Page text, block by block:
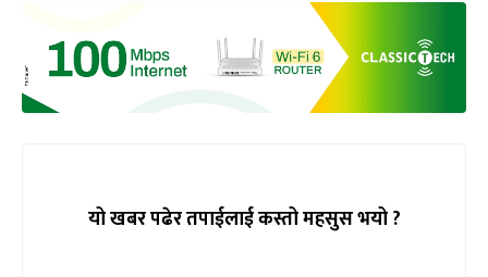
यो खबर पढेर तपाईलाई कस्तो महसुस भयो ?